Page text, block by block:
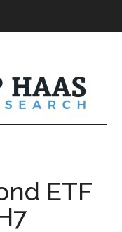
ETF